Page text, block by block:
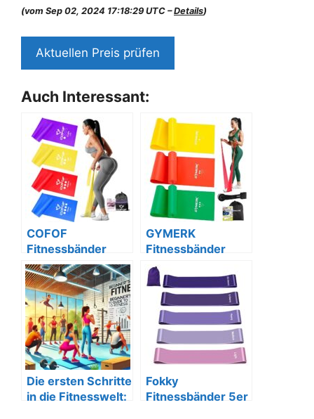
(vom Sep 02, 2024 17:18:29 UTC –Details)
Aktuellen Preis prüfen
Auch Interessant:
COFOF
Fitnessbänder
4er-Set mit
Tasche, ideal für
Yoga & mehr
GYMERK
Fitnessbänder
3er-Set, 3
Widerstände, inkl.
Zubehör
Die ersten Schritte
in die Fitnesswelt:
Fokky
Fitnessbänder 5er